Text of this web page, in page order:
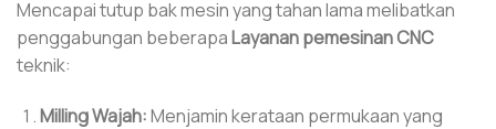
Mencapai tutup bak mesin yang tahan lama melibatkan
penggabungan beberapaLayanan pemesinan CNC
teknik:
Milling Wajah:Menjamin kerataan permukaan yang